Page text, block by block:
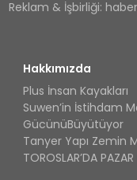
Reklam & İşbirliği:
Hakkımızda
Plus İnsan Kayakları
Suwen’in İstihdam
GücünüBüyütüyor
Tanyer Yapı Zemin
TOROSLAR’DA